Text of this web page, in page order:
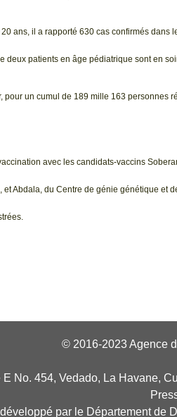
ans, il a rapporté 630 cas confirmés dans
deux patients en âge pédiatrique sont en
un cumul de 189 mille 163 personnes
avec les candidats-vaccins
Abdala, du Centre de génie génétique et
© 2016-2023 Agence
E No. 454, Vedado, La Havane,
par le Département de